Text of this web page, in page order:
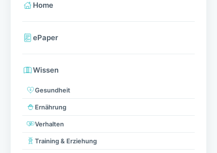
Home
ePaper
Wissen
Gesundheit
Ernährung
Verhalten
Training & Erziehung